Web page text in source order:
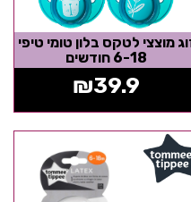
מוצצי לטקס בלון טומי טיפי
6-18 חודשים
₪39.9